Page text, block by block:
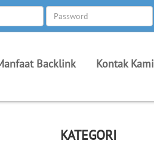
Backlink Kontak Kami
KATEGORI